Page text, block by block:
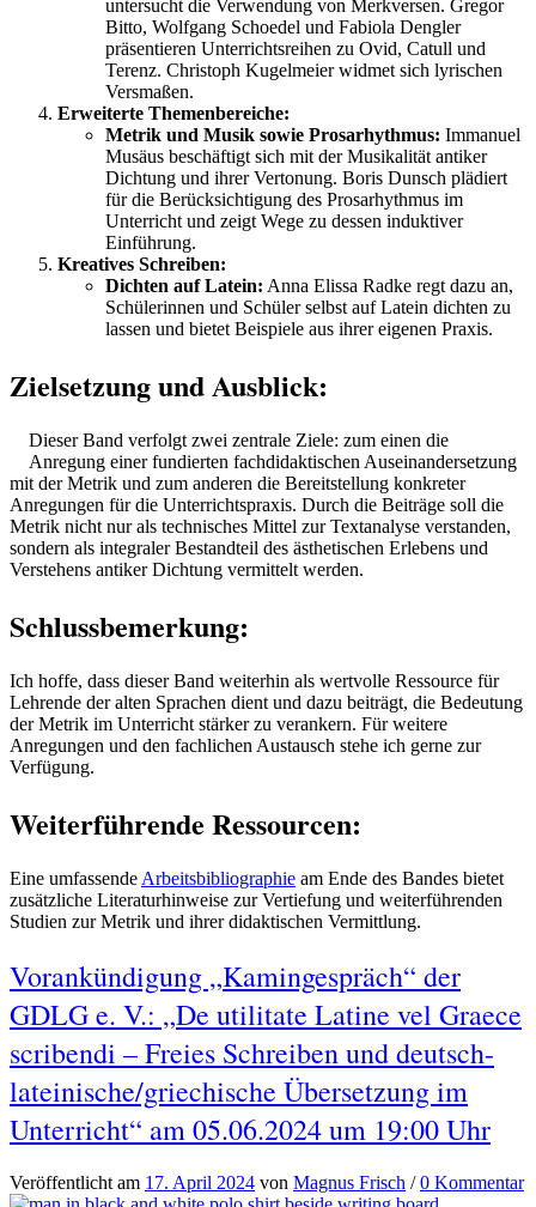
untersucht die Verwendung von Merkversen. Gregor
Bitto, Wolfgang Schoedel und Fabiola Dengler
präsentieren Unterrichtsreihen zu Ovid, Catull und
Terenz. Christoph Kugelmeier widmet sich lyrischen
Versmaßen.
Erweiterte Themenbereiche:
Metrik und Musik sowie Prosarhythmus: Immanuel
Musäus beschäftigt sich mit der Musikalität antiker
Dichtung und ihrer Vertonung. Boris Dunsch plädiert
für die Berücksichtigung des Prosarhythmus im
Unterricht und zeigt Wege zu dessen induktiver
Einführung.
Kreatives Schreiben:
Dichten auf Latein: Anna Elissa Radke regt dazu an,
Schülerinnen und Schüler selbst auf Latein dichten zu
lassen und bietet Beispiele aus ihrer eigenen Praxis.
Zielsetzung und Ausblick:
Dieser Band verfolgt zwei zentrale Ziele: zum einen die
Anregung einer fundierten fachdidaktischen Auseinandersetzung
mit der Metrik und zum anderen die Bereitstellung konkreter
Anregungen für die Unterrichtspraxis. Durch die Beiträge soll die
Metrik nicht nur als technisches Mittel zur Textanalyse verstanden,
sondern als integraler Bestandteil des ästhetischen Erlebens und
Verstehens antiker Dichtung vermittelt werden.
Schlussbemerkung:
Ich hoffe, dass dieser Band weiterhin als wertvolle Ressource für
Lehrende der alten Sprachen dient und dazu beiträgt, die Bedeutung
der Metrik im Unterricht stärker zu verankern. Für weitere
Anregungen und den fachlichen Austausch stehe ich gerne zur
Verfügung.
Weiterführende Ressourcen:
Eine umfassende Arbeitsbibliographie am Ende des Bandes bietet
zusätzliche Literaturhinweise zur Vertiefung und weiterführenden
Studien zur Metrik und ihrer didaktischen Vermittlung.
Vorankündigung „Kamingespräch“ der
GDLG e. V.: „De utilitate Latine vel Graece
scribendi – Freies Schreiben und deutsch-
lateinische/griechische Übersetzung im
Unterricht“ am 05.06.2024 um 19:00 Uhr
Veröffentlicht am 17. April 2024 von Magnus Frisch /0 Kommentar